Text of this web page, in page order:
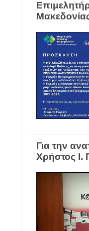
Για την
Χρήστος Ι.